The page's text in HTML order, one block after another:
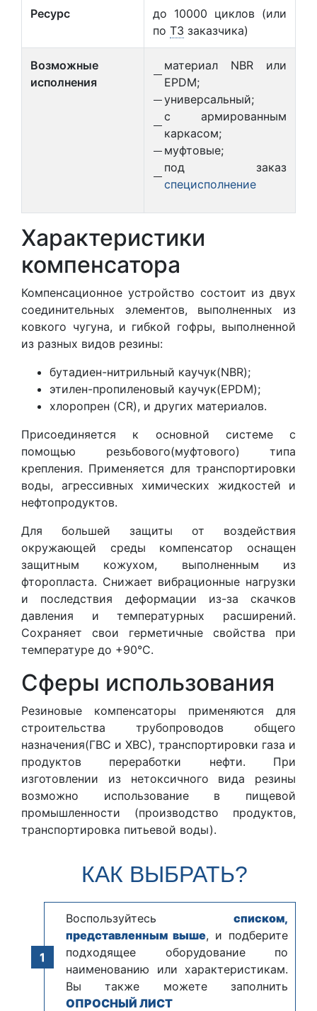
Ресурс
до 10000 циклов (или
по ТЗ заказчика)
Возможные
исполнения
материал NBR или
EPDM;
универсальный;
с армированным
каркасом;
муфтовые;
под заказ
специсполнение
Характеристики
компенсатора
Компенсационное устройство состоит из двух
соединительных элементов, выполненных из
ковкого чугуна, и гибкой гофры, выполненной
из разных видов резины:
бутадиен-нитрильный каучук(NBR);
этилен-пропиленовый каучук(EPDM);
хлоропрен (CR), и других материалов.
Присоединяется к основной системе с
помощью резьбового(муфтового) типа
крепления. Применяется для транспортировки
воды, агрессивных химических жидкостей и
нефтопродуктов.
Для большей защиты от воздействия
окружающей среды компенсатор оснащен
защитным кожухом, выполненным из
фторопласта. Снижает вибрационные нагрузки
и последствия деформации из-за скачков
давления и температурных расширений.
Сохраняет свои герметичные свойства при
температуре до +90°С.
Сферы использования
Резиновые компенсаторы применяются для
строительства трубопроводов общего
назначения(ГВС и ХВС), транспортировки газа и
продуктов переработки нефти. При
изготовлении из нетоксичного вида резины
возможно использование в пищевой
промышленности (производство продуктов,
транспортировка питьевой воды).
КАК ВЫБРАТЬ?
Воспользуйтесь списком,
представленным выше, и подберите
подходящее оборудование по
наименованию или характеристикам.
Вы также можете заполнить
ОПРОСНЫЙ ЛИСТ